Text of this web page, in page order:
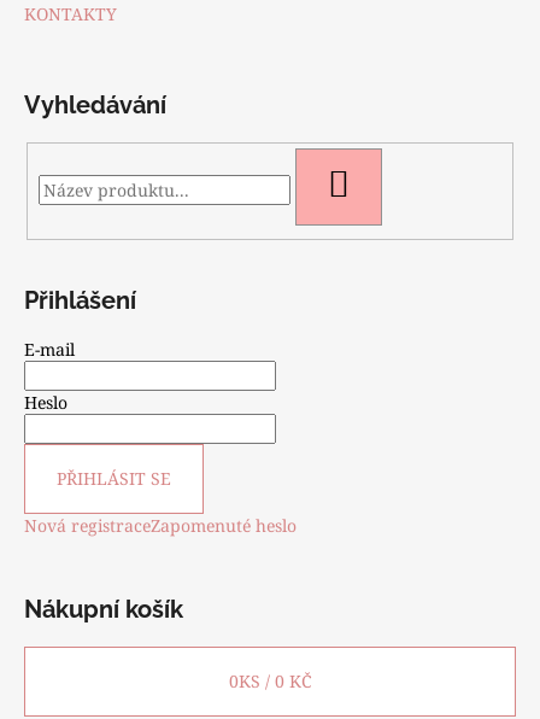
KONTAKTY
Vyhledávání
Přihlášení
E-mail
Heslo
PŘIHLÁSIT SE
Nová registraceZapomenuté heslo
Nákupní košík
0KS / 0 KČ